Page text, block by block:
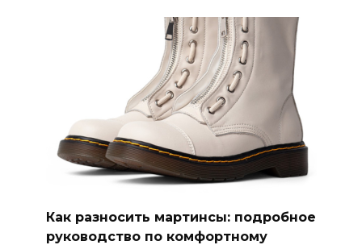
Как разносить мартинсы: подробное
руководство по комфортному